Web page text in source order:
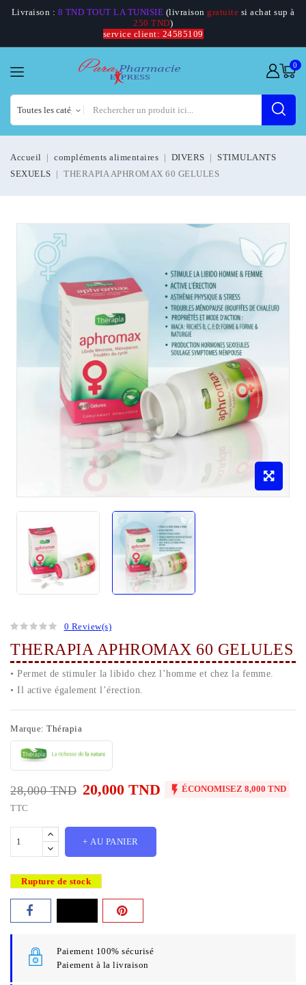
Livraison : 8 TND TOUT LA TUNISIE (livraison gratuite si achat sup à
250 TND)
service client: 24585109
0
Accueil compléments alimentaires DIVERS
STIMULANTS
SEXUELS
THERAPIA APHROMAX 60 GELULES
0 Review(s)
THERAPIA APHROMAX 60 GELULES
• Permet de stimuler la libido chez l’homme et chez la femme.
• Il active également l’érection.
Marque: Thérapia
28,000 TND 20,000 TND  ÉCONOMISEZ 8,000 TND
TTC
+ AU PANIER
Rupture de stock
Paiement 100% sécurisé
Paiement à la livraison